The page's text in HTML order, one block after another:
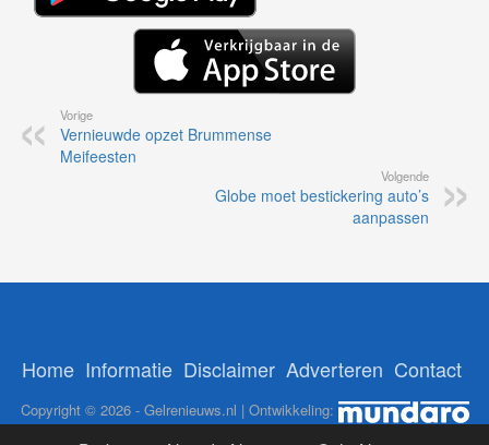
Vorige
Vernieuwde opzet Brummense
Meifeesten
Volgende
Globe moet bestickering auto’s
aanpassen
Home Informatie Disclaimer Adverteren Contact
Copyright © 2026 - Gelrenieuws.nl | Ontwikkeling: